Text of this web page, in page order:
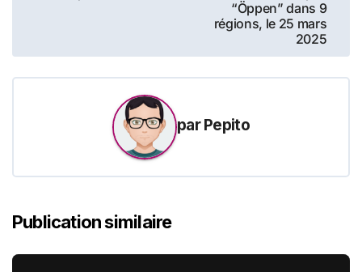
“Öppen” dans 9
régions, le 25 mars
2025
parPepito
Publication similaire